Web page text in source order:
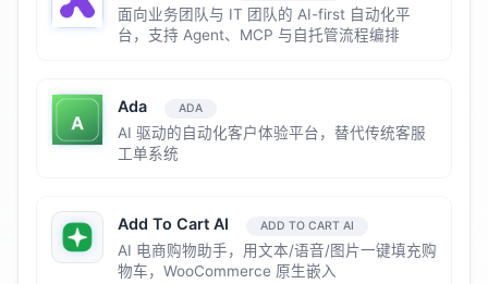
面向业务团队与 IT 团队的 AI-first 自动化平
台，支持 Agent、MCP 与自托管流程编排
Ada ADA
AI 驱动的自动化客户体验平台，替代传统客服
工单系统
Add To Cart AI ADD TO CART AI
AI 电商购物助手，用文本/语音/图片一键填充购
物车，WooCommerce 原生嵌入